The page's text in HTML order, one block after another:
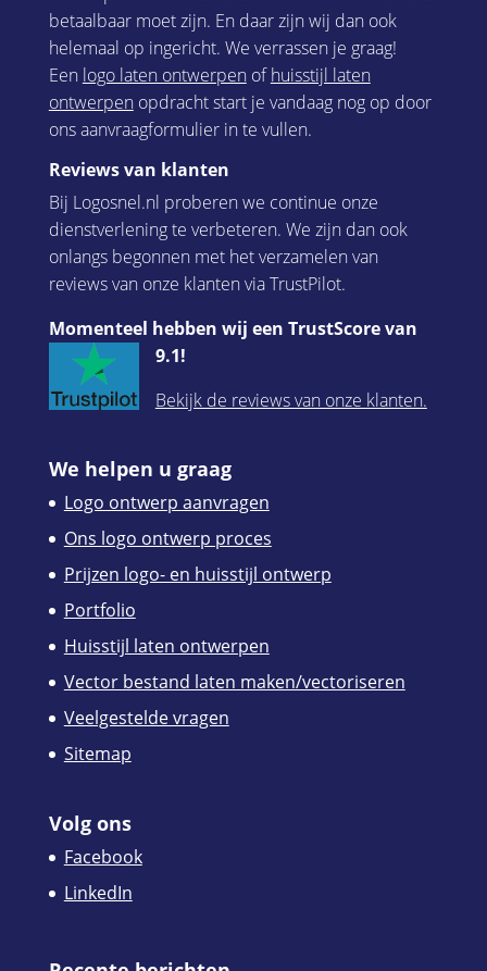
betaalbaar moet zijn. En daar zijn wij dan ook
helemaal op ingericht. We verrassen je graag!
Een logo laten ontwerpenofhuisstijl laten
ontwerpenopdracht start je vandaag nog op door
ons aanvraagformulier in te vullen.
Reviews van klanten
Bij Logosnel.nl proberen we continue onze
dienstverlening te verbeteren. We zijn dan ook
onlangs begonnen met het verzamelen van
reviews van onze klanten via TrustPilot.
Momenteel hebben wij een TrustScore van
9.1!
Bekijk de reviews van onze klanten.
We helpen u graag
Logo ontwerp aanvragen
Ons logo ontwerp proces
Prijzen logo- en huisstijl ontwerp
Portfolio
Huisstijl laten ontwerpen
Vector bestand laten maken/vectoriseren
Veelgestelde vragen
Sitemap
Volg ons
Facebook
LinkedIn